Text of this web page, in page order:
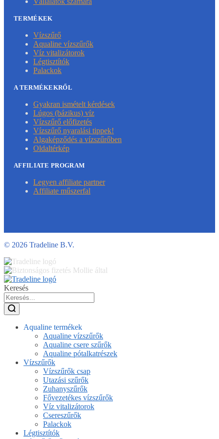
TERMÉKEK
Vízszűrő
Aqualine vízszűrők
Víz vitalizátorok
Légtisztítók
Palackok
A TERMÉKEKRŐL
Gyakran ismételt kérdések
Lúgos (bázikus) víz
Vízszűrő előfizetés
Vízszűrő nyaralási tippek!
Algaképződés a vízszűrőben
Oldaltérkép
AFFILIATE PROGRAM
Legyen affiliate partner
Affiliate műszerfal
© 2026 Tradeline B.V.
Keresés
Aqualine termékek
Aqualine vízszűrők
Aqualine csere szűrők
Aqualine pótalkatrészek
Vízszűrők
Vízszűrők csap
Utazási szűrők
Zuhanyszűrők
Fővezetékes vízszűrők
Víz vitalizátorok
Csereszűrők
Palackok
Légtisztítók